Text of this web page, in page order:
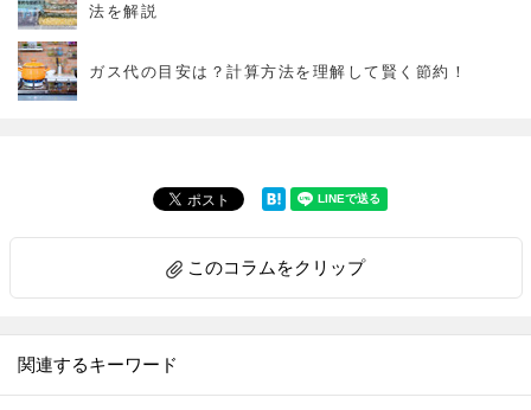
法を解説
ガス代の目安は？計算方法を理解して賢く節約！
このコラムをクリップ
関連するキーワード